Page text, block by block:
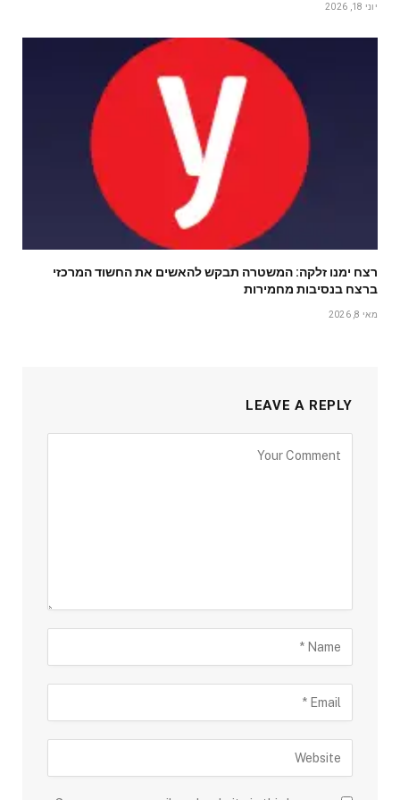
יוני 18, 2026
רצח ימנו זלקה: המשטרה תבקש להאשים את החשוד המרכזי
ברצח בנסיבות מחמירות
מאי 8, 2026
LEAVE A REPLY